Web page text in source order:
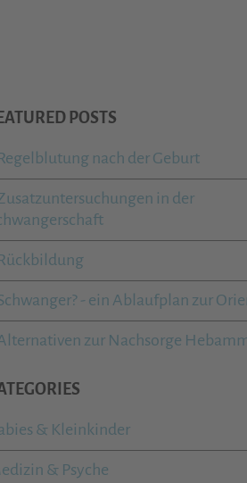
POSTS
nach der Geburt
in der
- ein Ablaufplan zur
zur Nachsorge
& Kleinkinder
& Psyche